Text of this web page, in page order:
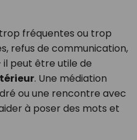
fréquentes ou trop
refus de communication,
peut être utile de
. Une médiation
ou une rencontre avec
à poser des mots et